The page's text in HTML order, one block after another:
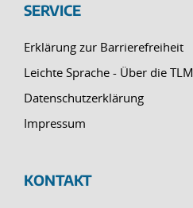
SERVICE
Erklärung zur Barrierefreiheit
Leichte Sprache - Über die TLM
Datenschutzerklärung
Impressum
KONTAKT